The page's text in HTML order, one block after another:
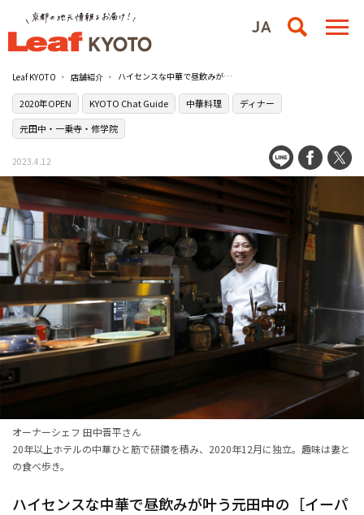
Leaf KYOTO 店舗紹介 ハイセンスな中華で昼飲みが叶う元田中の［イーパンツァイ タナカ］
2020年OPEN KYOTO Chat Guide 中華料理
ディナー
元田中・一乗寺・修学院
2023.4.12
オーナーシェフ 田中晋平さん
20年以上ホテルの中華ひと筋で研鑽を積み、2020年12月に独立。趣味は妻と
の食べ歩き。
ハイセンスな中華で昼飲みが叶う元田中の［イーパ